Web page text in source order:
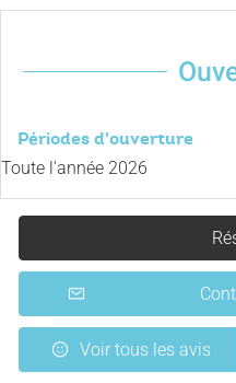
Périodes d'ouverture
Toute l'année 2026
Voir tous les avis